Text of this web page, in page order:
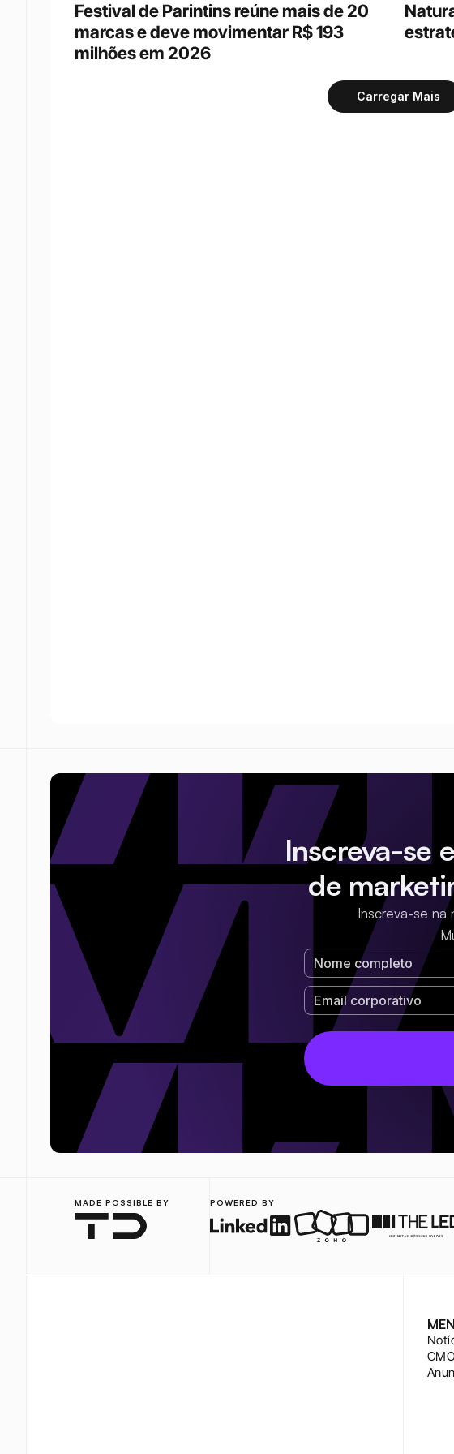
Festival de Parintins reúne mais de 20
marcas e deve movimentar R$ 193
milhões em 2026
Carregar Mais
Inscreva-se
de
Inscreva-se na
MADE POSSIBLE BY POWERED BY